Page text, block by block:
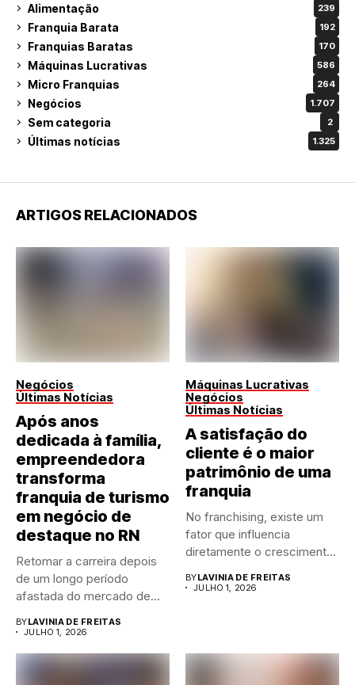
Alimentação 239
Franquia Barata 192
Franquias Baratas 170
Máquinas Lucrativas 586
Micro Franquias 264
Negócios 1.707
Sem categoria 2
Últimas notícias 1.325
ARTIGOS RELACIONADOS
Negócios
Últimas Notícias
Após anos
dedicada à família,
empreendedora
transforma
franquia de turismo
em negócio de
destaque no RN
Retomar a carreira depois
de um longo período
afastada do mercado de...
BYLAVINIA DE FREITAS
JULHO 1, 2026
Máquinas Lucrativas
Negócios
Últimas Notícias
A satisfação do
cliente é o maior
patrimônio de uma
franquia
No franchising, existe um
fator que influencia
diretamente o crescimento
BYLAVINIA DE FREITAS
JULHO 1, 2026